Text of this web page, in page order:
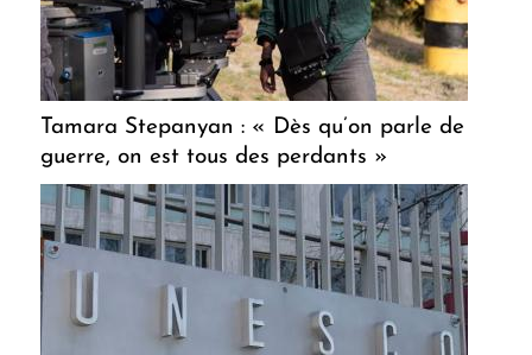
Tamara Stepanyan : « Dès qu’on parle de
guerre, on est tous des perdants »